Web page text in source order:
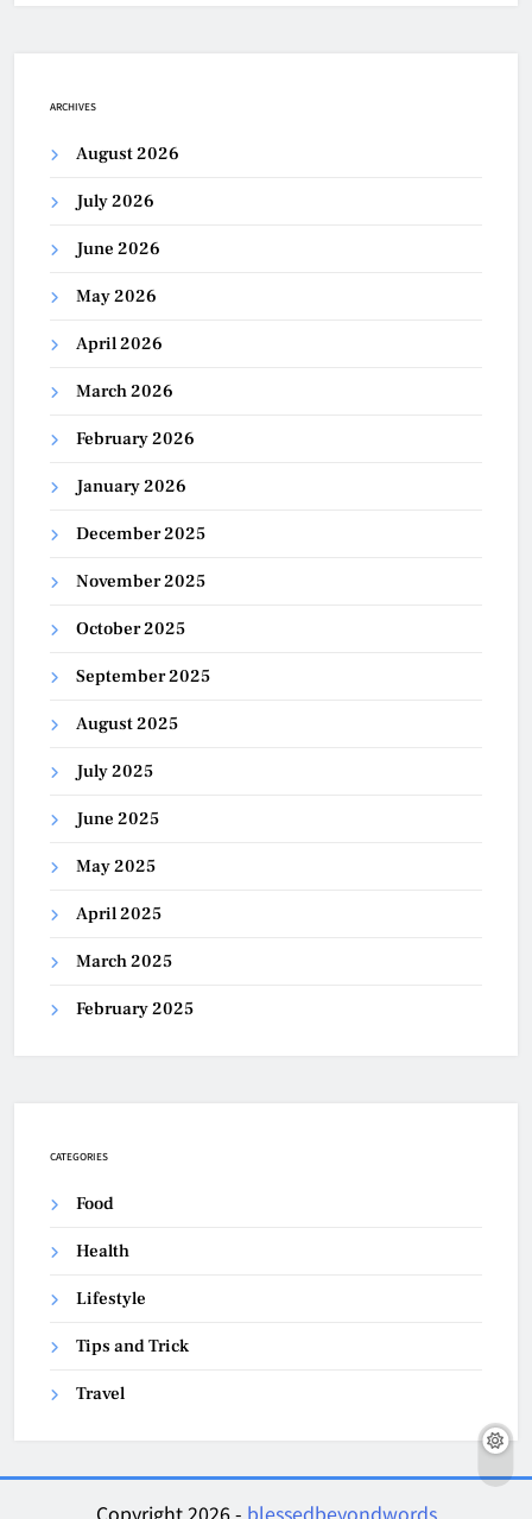
ARCHIVES
August 2026
July 2026
June 2026
May 2026
April 2026
March 2026
February 2026
January 2026
December 2025
November 2025
October 2025
September 2025
August 2025
July 2025
June 2025
May 2025
April 2025
March 2025
February 2025
CATEGORIES
Food
Health
Lifestyle
Tips and Trick
Travel
Copyright 2026 - blessedbeyondwords